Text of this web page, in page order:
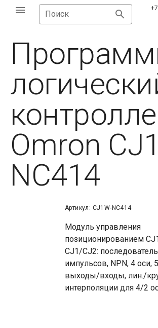
Поиск
Omron
NC414
Артикул: CJ1W-NC414
Модуль управления
позиционированием
CJ1/CJ2:
импульсов, NPN, 4 оси,
выходы/входы, лин./
интерполяции для 4/2